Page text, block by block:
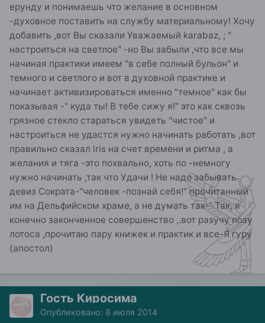
ерунду и понимаешь что желание в основном
-духовное поставить на службу материальному! Хочу
добавить ,вот Вы сказали Уважаемый karabaz, ; "
настроиться на светлое" -но Вы забыли ,что все мы
начиная практики имеем "в себе полный бульон" и
темного и светлого и вот в духовной практике и
начинает активизироваться именно "темное" как бы
показывая -" куда ты! В тебе сижу я!" это как сквозь
грязное стекло стараться увидеть "чистое" и
настроиться не удастся нужно начинать работать ,вот
правильно сказал lris на счет времени и ритма , а
желания и тяга -это похвально, хоть по -немногу
нужно начинать ,так что Удачи ! Не надо забывать
девиз Сократа-"человек -познай себя!" прочитанный
им на Дельфийском храме, а не думать так-" Так, я
конечно законченное совершенство ,.вот разучу позу
лотоса ,прочитаю пару книжек и практик и все-Я гуру
(апостол)
Гость Киросима
Опубликовано: 8 июля 2014